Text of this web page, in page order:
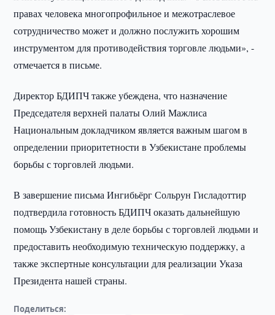
правах человека многопрофильное и межотраслевое
сотрудничество может и должно послужить хорошим
инструментом для противодействия торговле людьми», -
отмечается в письме.
Директор БДИПЧ также убеждена, что назначение
Председателя верхней палаты Олий Мажлиса
Национальным докладчиком является важным шагом в
определении приоритетности в Узбекистане проблемы
борьбы с торговлей людьми.
В завершение письма Ингибьёрг Сольрун Гисладоттир
подтвердила готовность БДИПЧ оказать дальнейшую
помощь Узбекистану в деле борьбы с торговлей людьми и
предоставить необходимую техническую поддержку, а
также экспертные консультации для реализации Указа
Президента нашей страны.
Поделиться: